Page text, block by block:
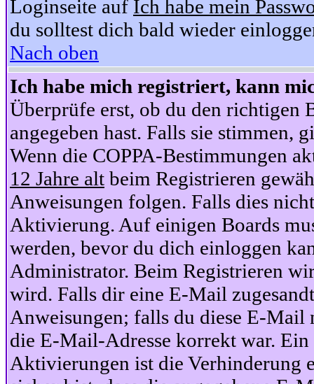
Loginseite auf Ich habe mein
du solltest dich bald wieder
Nach oben
Ich habe mich registriert, kann
Überprüfe erst, ob du den richtigen
angegeben hast. Falls sie stimmen,
Wenn die COPPA-Bestimmungen
12 Jahre alt beim Registrieren
Anweisungen folgen. Falls dies
Aktivierung. Auf einigen Boards
werden, bevor du dich einloggen
Administrator. Beim Registrieren
wird. Falls dir eine E-Mail
Anweisungen; falls du diese E-Mail
die E-Mail-Adresse korrekt war.
Aktivierungen ist die Verhinderung